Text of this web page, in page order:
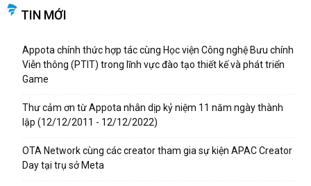
TIN MỚI
Appota chính thức hợp tác cùng Học viện Công nghệ Bưu chính
Viễn thông (PTIT) trong lĩnh vực đào tạo thiết kế và phát triển
Game
Thư cảm ơn từ Appota nhân dịp kỷ niệm 11 năm ngày thành
lập (12/12/2011 - 12/12/2022)
OTA Network cùng các creator tham gia sự kiện APAC Creator
Day tại trụ sở Meta